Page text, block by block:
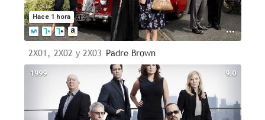
Hace 1 hora
2X01, 2X02 y 2X03 Padre Brown
9.0
1999